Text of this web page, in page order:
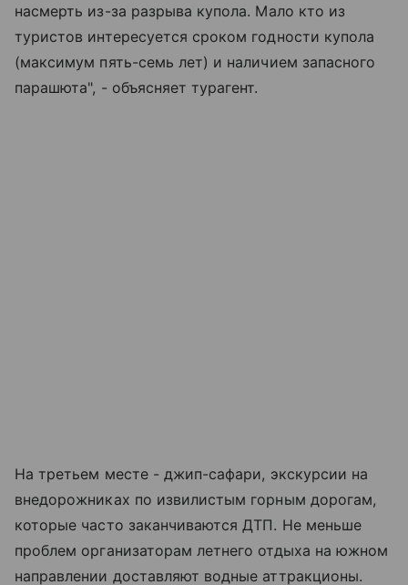
насмерть из-за разрыва купола. Мало кто из
туристов интересуется сроком годности купола
(максимум пять-семь лет) и наличием запасного
парашюта", - объясняет турагент.
На третьем месте - джип-сафари, экскурсии на
внедорожниках по извилистым горным дорогам,
которые часто заканчиваются ДТП. Не меньше
проблем организаторам летнего отдыха на южном
направлении доставляют водные аттракционы.